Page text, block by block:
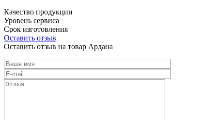
Качество продукции
Уровень сервиса
Срок изготовления
Оставить отзыв
Оставить отзыв на товар Ардана